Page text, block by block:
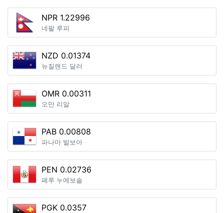
NPR 1.22996
네팔 루피
NZD 0.01374
뉴질랜드 달러
OMR 0.00311
오만 리알
PAB 0.00808
파나마 발보아
PEN 0.02736
페루 누에보솔
PGK 0.0357